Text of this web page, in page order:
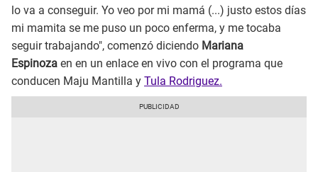
lo va a conseguir. Yo veo por mi mamá (...) justo estos días
mi mamita se me puso un poco enferma, y me tocaba
seguir trabajando", comenzó diciendo Mariana
Espinoza en en un enlace en vivo con el programa que
conducen Maju Mantilla y Tula Rodriguez.